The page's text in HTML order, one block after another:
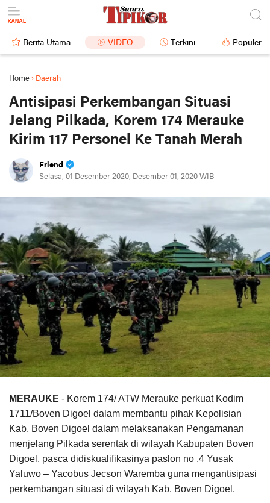
Berita Utama VIDEO Terkini Populer
Home › Daerah
Antisipasi Perkembangan Situasi
Jelang Pilkada, Korem 174 Merauke
Kirim 117 Personel Ke Tanah Merah
Friend
Selasa, 01 Desember 2020, Desember 01, 2020 WIB
MERAUKE - Korem 174/ ATW Merauke perkuat Kodim
1711/Boven Digoel dalam membantu pihak Kepolisian
Kab. Boven Digoel dalam melaksanakan Pengamanan
menjelang Pilkada serentak di wilayah Kabupaten Boven
Digoel, pasca didiskualifikasinya paslon no .4 Yusak
Yaluwo – Yacobus Jecson Waremba guna mengantisipasi
perkembangan situasi di wilayah Kab. Boven Digoel.